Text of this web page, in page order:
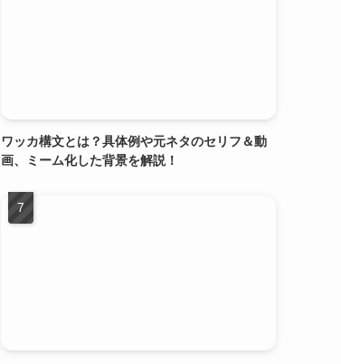
ワッカ構文とは？具体例や元ネタのセリフ＆動
画、ミーム化した背景を解説！